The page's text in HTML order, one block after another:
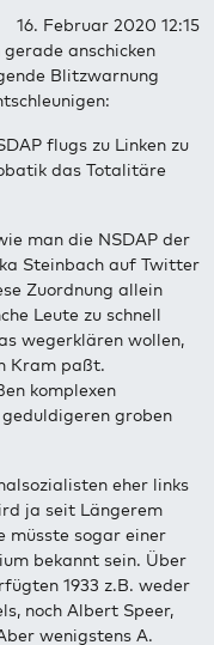
16. Februar 2020 12:15
anschicken
Blitzwarnung
flugs zu Linken zu
das Totalitäre
man die NSDAP der
Steinbach auf Twitter
Zuordnung allein
Leute zu schnell
wegerklären wollen,
Kram paßt.
komplexen
groben
eher links
ja seit Längerem
müsste sogar einer
bekannt sein. Über
1933 z.B. weder
noch Albert Speer,
wenigstens A.